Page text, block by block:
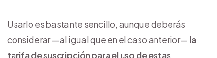
Usarlo es bastante sencillo, aunque deberás
considerar —al igual que en el caso anterior— la
tarifa de suscripción para el uso de estas